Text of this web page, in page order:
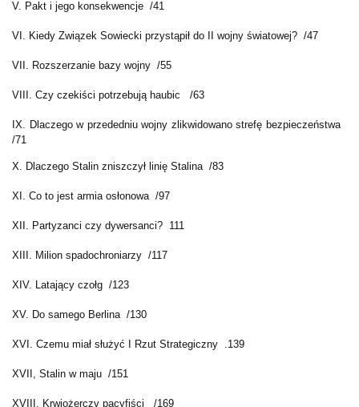
V. Pakt i jego konsekwencje /41
VI. Kiedy Związek Sowiecki przystąpił do II wojny światowej? /47
VII. Rozszerzanie bazy wojny /55
VIII. Czy czekiści potrzebują haubic /63
IX. Dlaczego w przededniu wojny zlikwidowano strefę bezpieczeństwa
/71
X. Dlaczego Stalin zniszczył linię Stalina /83
XI. Co to jest armia osłonowa /97
XII. Partyzanci czy dywersanci? 111
XIII. Milion spadochroniarzy /117
XIV. Latający czołg /123
XV. Do samego Berlina /130
XVI. Czemu miał służyć I Rzut Strategiczny .139
XVII, Stalin w maju /151
XVIII. Krwiożerczy pacyfiści /169